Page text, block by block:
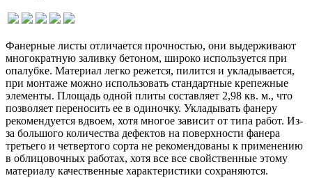
Фанерные листы отличается прочностью, они выдерживают
многократную заливку бетоном, широко используется при
опалубке. Материал легко режется, пилится и укладывается,
при монтаже можно использовать стандартные крепежные
элементы. Площадь одной плиты составляет 2,98 кв. м., что
позволяет переносить ее в одиночку. Укладывать фанеру
рекомендуется вдвоем, хотя многое зависит от типа работ. Из-
за большого количества дефектов на поверхности фанера
третьего и четвертого сорта не рекомендованы к применению
в облицовочных работах, хотя все все свойственные этому
материалу качественные характеристики сохраняются.